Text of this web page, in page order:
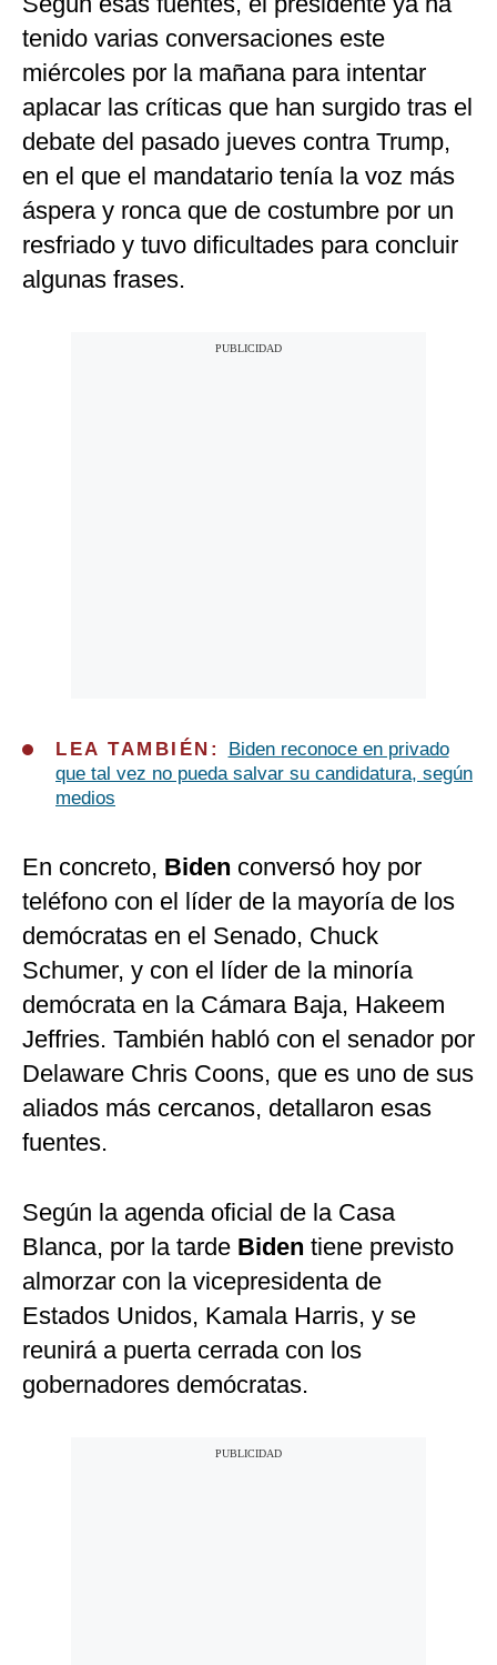
tenido varias conversaciones este
miércoles por la mañana para intentar
aplacar las críticas que han surgido tras el
debate del pasado jueves contra Trump,
en el que el mandatario tenía la voz más
áspera y ronca que de costumbre por un
resfriado y tuvo dificultades para concluir
algunas frases.
LEA TAMBIÉN:
Biden reconoce en privado
que tal vez no pueda salvar su candidatura, según
medios
En concreto, Biden conversó hoy por
teléfono con el líder de la mayoría de los
demócratas en el Senado, Chuck
Schumer, y con el líder de la minoría
demócrata en la Cámara Baja, Hakeem
Jeffries. También habló con el senador por
Delaware Chris Coons, que es uno de sus
aliados más cercanos, detallaron esas
fuentes.
Según la agenda oficial de la Casa
Blanca, por la tarde Biden tiene previsto
almorzar con la vicepresidenta de
Estados Unidos, Kamala Harris, y se
reunirá a puerta cerrada con los
gobernadores demócratas.